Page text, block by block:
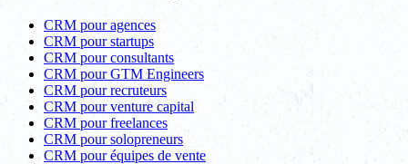
CRM pour agences
CRM pour startups
CRM pour consultants
CRM pour GTM Engineers
CRM pour recruteurs
CRM pour venture capital
CRM pour freelances
CRM pour solopreneurs
CRM pour équipes de vente